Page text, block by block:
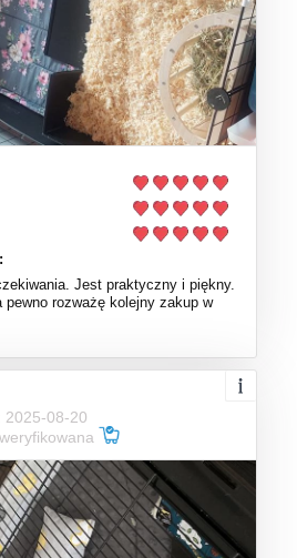
Jest praktyczny i piękny.
pewno rozważę kolejny zakup w
2025-08-20